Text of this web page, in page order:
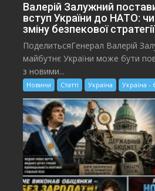
Валерій Залужний
вступ України до НАТО:
зміну безпекової
ПоделитьсяГенерал Валерій
майбутнє України може бути
з новими...
Новини Статті Україна Україна -